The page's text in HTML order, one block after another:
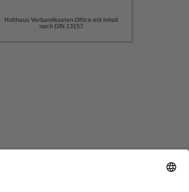
Holthaus Verbandkasten Office mit Inhalt
nach DIN 13157